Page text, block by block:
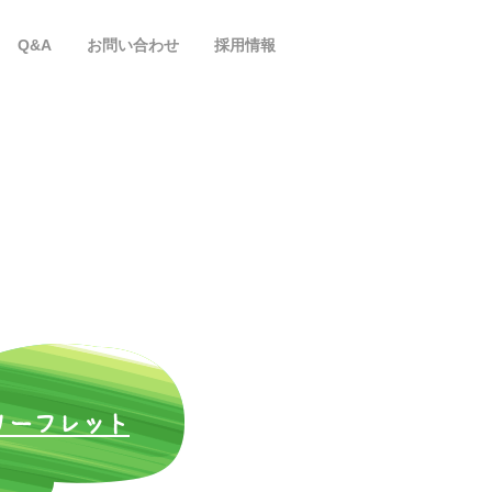
Q&A お問い合わせ 採用情報
ーフレット